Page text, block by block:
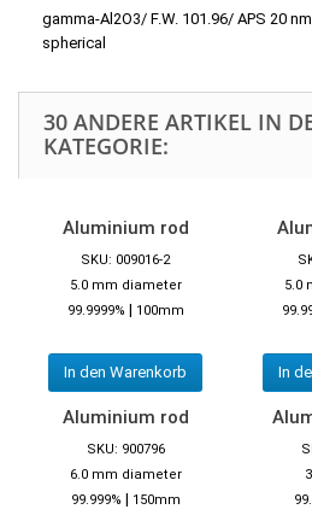
gamma-Al2O3/ F.W. 101.96/ APS 20
spherical
30 ANDERE ARTIKEL IN
KATEGORIE:
Aluminium rod
SKU: 009016-2
5.0 mm diameter
99.9999% | 100mm
In den Warenkorb
5.0
In
Aluminium rod
SKU: 900796
6.0 mm diameter
99.999% | 150mm